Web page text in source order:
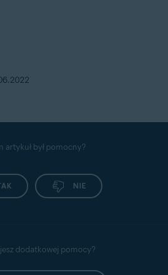
artykuł był pomocny?
NIE
dodatkowej pomocy?